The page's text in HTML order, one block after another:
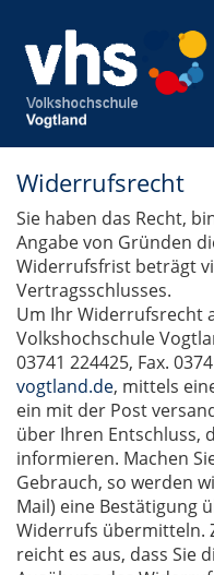
Widerrufsrecht
Sie haben das Recht,
Angabe von Gründen
Widerrufsfrist beträgt
Vertragsschlusses.
Um Ihr Widerrufsrecht
Volkshochschule
03741 224425, Fax.
vogtland.de, mittels
ein mit der Post
über Ihren Entschluss,
informieren. Machen
Gebrauch, so werden
Mail) eine Bestätigung
Widerrufs übermitteln.
reicht es aus, dass Sie